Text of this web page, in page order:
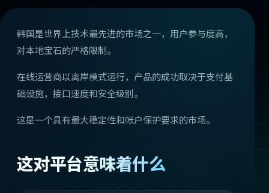
韩国是世界上技术最先进的市场之一，用户参与度高，
对本地宝石的严格限制。
在线运营商以离岸模式运行，产品的成功取决于支付基
础设施，接口速度和安全级别。
这是一个具有最大稳定性和帐户保护要求的市场。
这对平台意味着什么